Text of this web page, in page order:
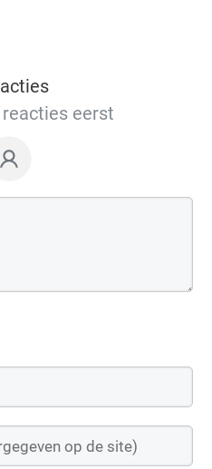
reacties eerst